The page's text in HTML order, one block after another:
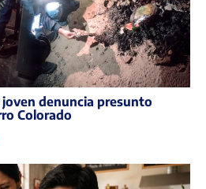
denuncia presunto
Colorado